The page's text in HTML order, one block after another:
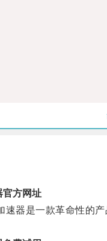
方网址
是一款革命性的产